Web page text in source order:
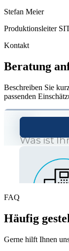
Stefan Meier
Produktionsleiter
Kontakt
Beratung
Beschreiben Sie
passenden
FAQ
Häufig
Gerne hilft Ihnen